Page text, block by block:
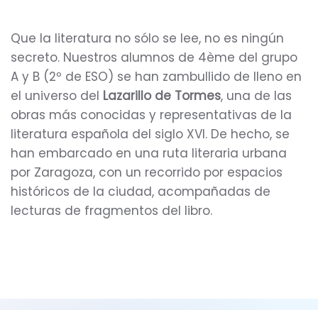
Que la literatura no sólo se lee, no es ningún
secreto. Nuestros alumnos de 4ème del grupo
A y B (2º de ESO) se han zambullido de lleno en
el universo del Lazarillo de Tormes, una de las
obras más conocidas y representativas de la
literatura española del siglo XVI. De hecho, se
han embarcado en una ruta literaria urbana
por Zaragoza, con un recorrido por espacios
históricos de la ciudad, acompañadas de
lecturas de fragmentos del libro.